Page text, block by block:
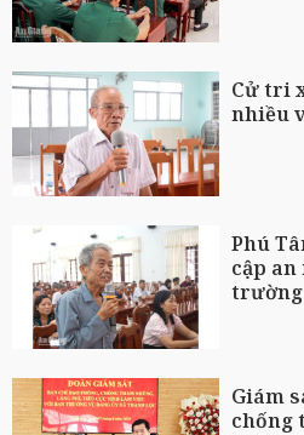
Cử tri
nhiều
Phú
cập
trường
Giám
chống